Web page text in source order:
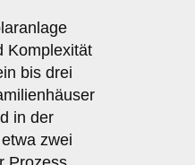
Komplexität
bis drei
in der
zwei